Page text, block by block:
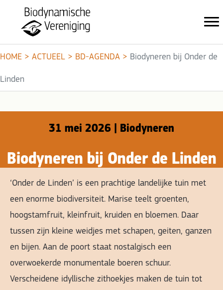
HOME > ACTUEEL > BD-AGENDA > Biodyneren bij Onder de
Linden
31 mei 2026 | Biodyneren
Biodyneren bij Onder de Linden
‘Onder de Linden’ is een prachtige landelijke tuin met
een enorme biodiversiteit. Marise teelt groenten,
hoogstamfruit, kleinfruit, kruiden en bloemen. Daar
tussen zijn kleine weidjes met schapen, geiten, ganzen
en bijen. Aan de poort staat nostalgisch een
overwoekerde monumentale boeren schuur.
Verscheidene idyllische zithoekjes maken de tuin tot